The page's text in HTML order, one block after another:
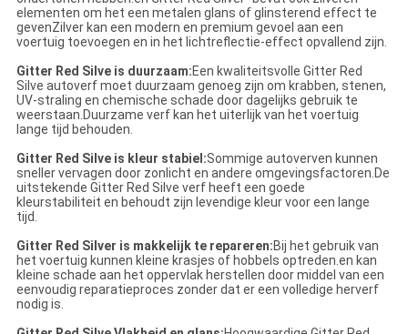
elementen om het een metalen glans of glinsterend effect te
gevenZilver kan een modern en premium gevoel aan een
voertuig toevoegen en in het lichtreflectie-effect opvallend zijn.
Gitter Red Silve is duurzaam:Een kwaliteitsvolle Gitter Red
Silve autoverf moet duurzaam genoeg zijn om krabben, stenen,
UV-straling en chemische schade door dagelijks gebruik te
weerstaan.Duurzame verf kan het uiterlijk van het voertuig
lange tijd behouden.
Gitter Red Silve is kleur stabiel:Sommige autoverven kunnen
sneller vervagen door zonlicht en andere omgevingsfactoren.De
uitstekende Gitter Red Silve verf heeft een goede
kleurstabiliteit en behoudt zijn levendige kleur voor een lange
tijd.
Gitter Red Silver is makkelijk te repareren:Bij het gebruik van
het voertuig kunnen kleine krasjes of hobbels optreden.en kan
kleine schade aan het oppervlak herstellen door middel van een
eenvoudig reparatieproces zonder dat er een volledige herverf
nodig is.